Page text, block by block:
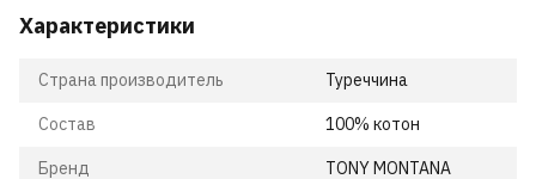
Характеристики
Страна производитель Туреччина
Состав 100% котон
Бренд TONY MONTANA